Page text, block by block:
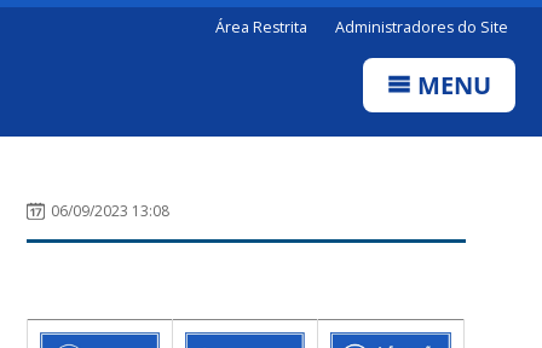
Área Restrita Administradores do Site
MENU
06/09/2023 13:08